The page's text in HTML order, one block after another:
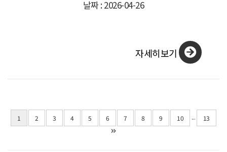
날짜 : 2026-04-26
자세히보기
1 2 3 4 5 6 7 8 9 10 13